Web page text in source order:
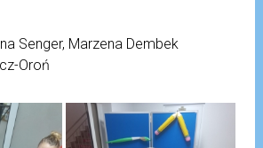
Senger, Marzena Dembek
Oroń